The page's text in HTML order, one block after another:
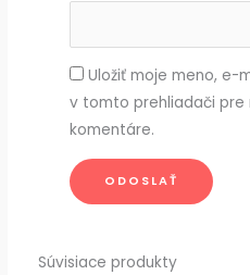
Uložiť moje meno, e-
v tomto prehliadači pre
komentáre.
Súvisiace produkty